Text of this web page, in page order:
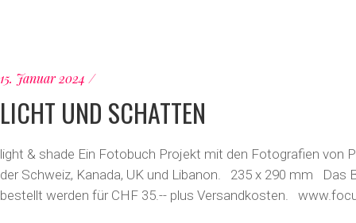
15. Januar 2024
LICHT UND SCHATTEN
light & shade Ein Fotobuch Projekt mit den Fotografien von
der Schweiz, Kanada, UK und Libanon. 235 x 290 mm Das
bestellt werden für CHF 35.-- plus Versandkosten.